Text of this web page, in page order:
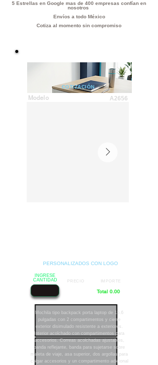
5 Estrellas en Google mas de 400 empresas confían en
nosotros
Envíos a todo México
Cotiza al momento sin compromiso
COTIZACIÓN
Modelo A2656
PERSONALIZADOS CON LOGO
INGRESE
CANTIDAD
Total 0.00
IMPORTE
PRECIO
Mochila tipo backpack porta laptop de 15.6
pulgadas con 2 compartimentos y cierre
exterior disimulado resistente a exteriores.
Interior acolchado con compartimentos para
accesorios. Correas acolchadas ajustables,
banda reflejante, banda para sujetarse sobre
maleta de viaje, asa superior, dos argollas para
colgar accesorios y un compartimento adicional